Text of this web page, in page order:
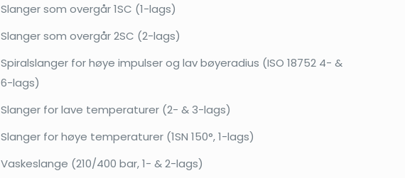
Slanger som overgår 1SC (1-lags)
Slanger som overgår 2SC (2-lags)
Spiralslanger for høye impulser og lav bøyeradius (ISO 18752 4- &
6-lags)
Slanger for lave temperaturer (2- & 3-lags)
Slanger for høye temperaturer (1SN 150°, 1-lags)
Vaskeslange (210/400 bar, 1- & 2-lags)